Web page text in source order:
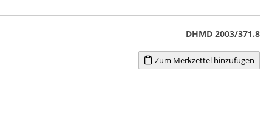
DHMD 2003/371.8
Zum Merkzettel hinzufügen